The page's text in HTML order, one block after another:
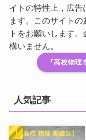
イトの特性上，広告
ます。このサイト
トをお願いします
構いません。
『高校物
人気記事